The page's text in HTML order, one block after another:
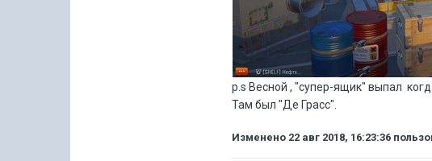
p.s Весной , "супер-ящик" выпал
Там был "Де Грасс".
Изменено 22 авг 2018, 16:23:36